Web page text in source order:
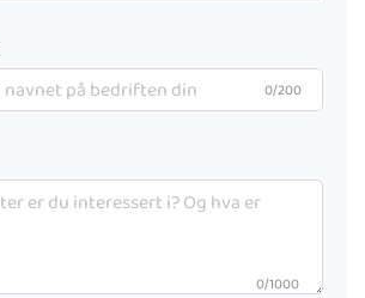
0/200
0/1000